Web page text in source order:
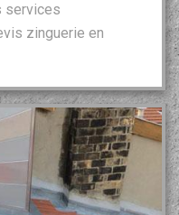
services
zinguerie en